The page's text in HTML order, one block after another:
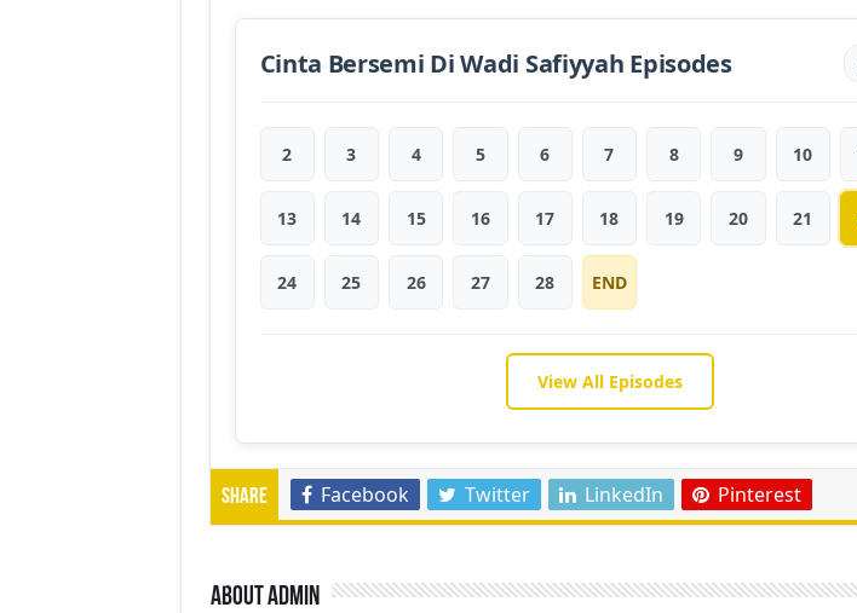
Cinta Bersemi Di Wadi Safiyyah Episodes
2 3 4 5 6 7 8 9 10
13 14 15 16 17 18 19 20 21
24 25 26 27 28 END
View All Episodes
Share Facebook Twitter LinkedIn Pinterest
About admin